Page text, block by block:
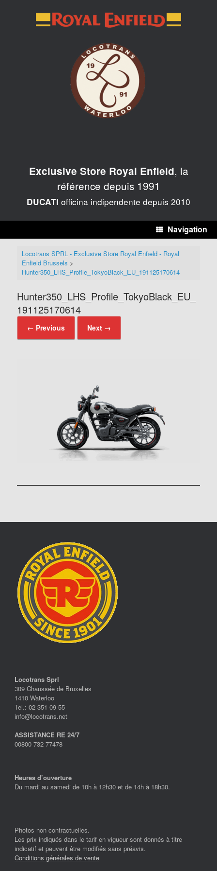
Exclusive Store Royal Enfield, la
référence depuis 1991
DUCATI officina indipendente depuis 2010
Navigation
Locotrans SPRL - Exclusive Store Royal Enfield - Royal
Enfield Brussels >
Hunter350_LHS_Profile_TokyoBlack_EU_191125170614
Hunter350_LHS_Profile_TokyoBlack_EU_
191125170614
← Previous Next →
Locotrans Sprl
309 Chaussée de Bruxelles
1410 Waterloo
Tel.: 02 351 09 55
info@locotrans.net
ASSISTANCE RE 24/7
00800 732 77478
Heures d’ouverture
Du mardi au samedi de 10h à 12h30 et de 14h à 18h30.
Photos non contractuelles.
Les prix indiqués dans le tarif en vigueur sont donnés à titre
indicatif et peuvent être modifiés sans préavis.
Conditions générales de vente